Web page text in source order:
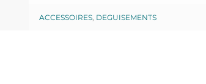
ACCESSOIRES, DEGUISEMENTS